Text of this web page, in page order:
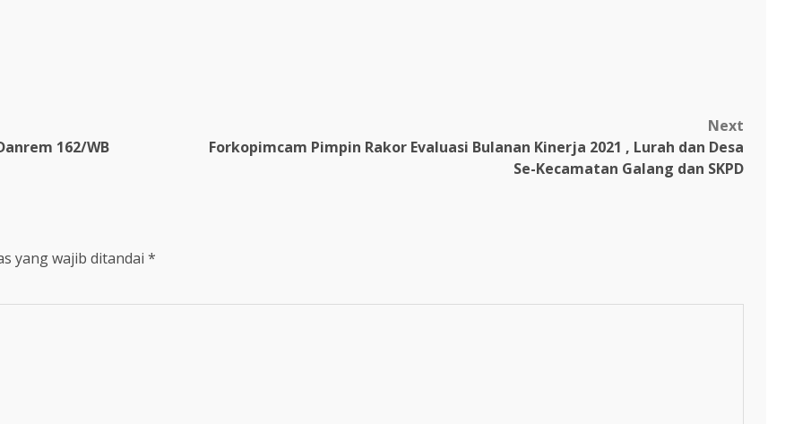
162/WB
Next
Forkopimcam Pimpin Rakor Evaluasi Bulanan Kinerja 2021 , Lurah dan Desa
Se-Kecamatan Galang dan SKPD
yang wajib ditandai *